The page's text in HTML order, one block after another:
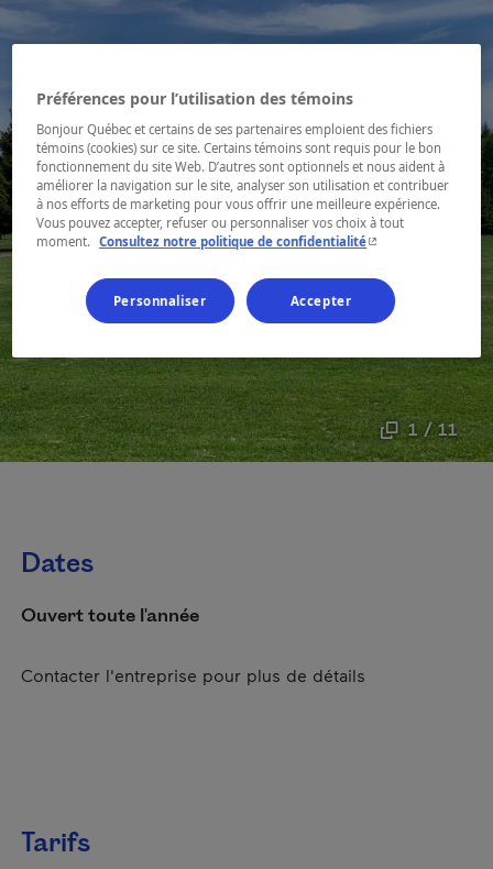
1 / 11
Dates
Ouvert toute l'année
Contacter l'entreprise pour plus de détails
Tarifs
Préférences pour l’utilisation des témoins
Bonjour Québec et certains de ses partenaires emploient des fichiers
témoins (cookies) sur ce site. Certains témoins sont requis pour le bon
fonctionnement du site Web. D’autres sont optionnels et nous aident à
améliorer la navigation sur le site, analyser son utilisation et contribuer
à nos efforts de marketing pour vous offrir une meilleure expérience.
Vous pouvez accepter, refuser ou personnaliser vos choix à tout
moment.
Consultez notre politique de confidentialité- Cet hyperlien
Personnaliser Accepter